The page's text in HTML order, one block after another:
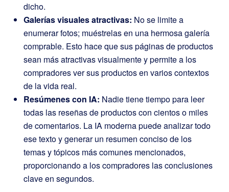
dicho.
Galerías visuales atractivas: No se limite a
enumerar fotos; muéstrelas en una hermosa galería
comprable. Esto hace que sus páginas de productos
sean más atractivas visualmente y permite a los
compradores ver sus productos en varios contextos
de la vida real.
Resúmenes con IA: Nadie tiene tiempo para leer
todas las reseñas de productos con cientos o miles
de comentarios. La IA moderna puede analizar todo
ese texto y generar un resumen conciso de los
temas y tópicos más comunes mencionados,
proporcionando a los compradores las conclusiones
clave en segundos.